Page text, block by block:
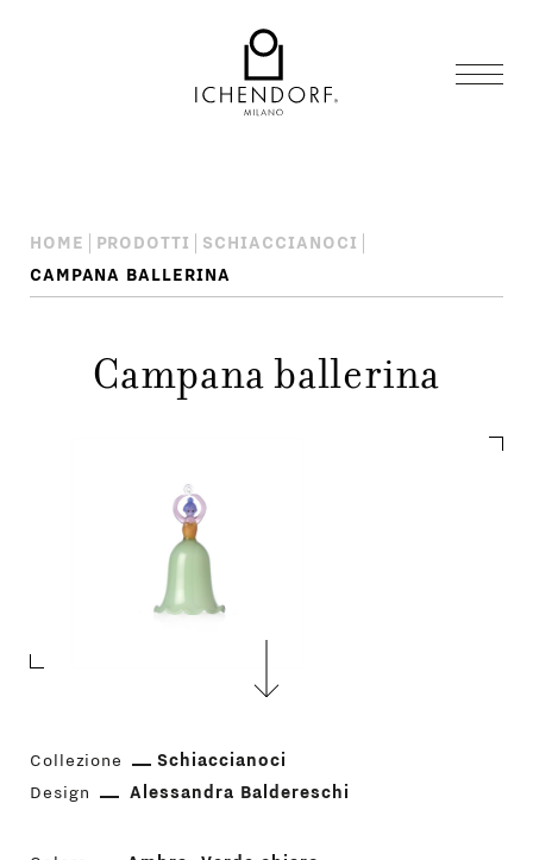
HOME PRODOTTI
SCHIACCIANOCI
CAMPANA BALLERINA
Campana ballerina
Collezione
Schiaccianoci
Design
Alessandra Baldereschi